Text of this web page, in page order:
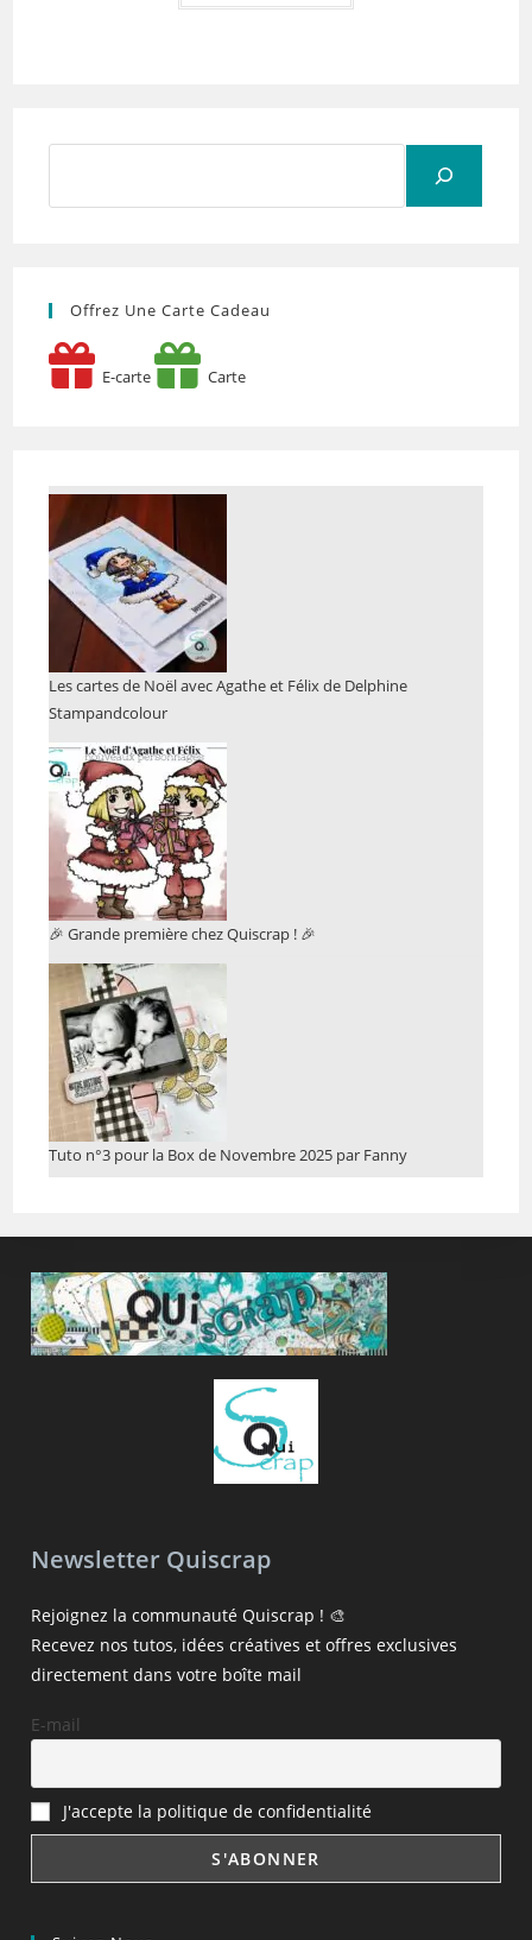
Offrez Une Carte Cadeau
E-carte Carte
Les cartes de Noël avec Agathe et Félix de Delphine
Stampandcolour
🎉 Grande première chez Quiscrap ! 🎉
Tuto n°3 pour la Box de Novembre 2025 par Fanny
Newsletter Quiscrap
Rejoignez la communauté Quiscrap ! 🎨
Recevez nos tutos, idées créatives et offres exclusives
directement dans votre boîte mail
E-mail
J'accepte la politique de confidentialité